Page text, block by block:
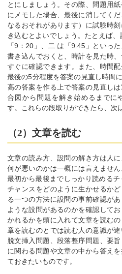
とにしましょう。その際、問題用
にメモした場合、最後に消してく
なるおそれがあります）に試験時
き込むとよいでしょう。たとえば
「9：20」、二 は「9:45」といっ
書き込んでおくと、時計を見た時
すぐに確認できます。また、時間
最後の5分程度を答案の見直し時間
高の答案を作る上で答案の見直し
合図から問題を解き始めるまでに
す。これらの段取りができたら、次
（2）文章を読む
文章の読み方、設問の解き方は人
何が悪いのかは一概には言えませ
最初から最後までしっかり読める
チャンスをどのように生かせるか
る一つの方法に設問の事前確認が
ような設問があるのかを確認して
かれるかを頭に入れて文章を読む
章を読むのとでは読む人の意識が
脱文挿入問題、段落整序問題、要
に関わる問題や文章の中から答え
ておきたいものです。